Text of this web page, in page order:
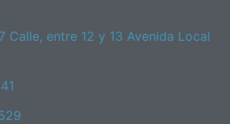
Calle, entre 12 y 13 Avenida Local